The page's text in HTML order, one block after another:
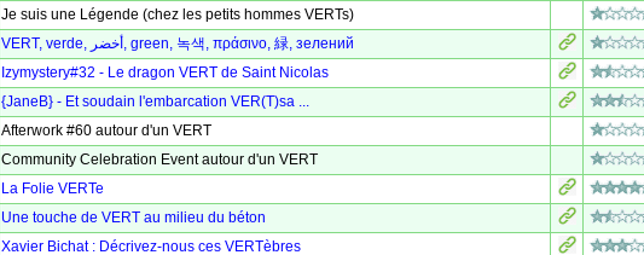
Je suis une Légende (chez les petits hommes VERTs)
VERT, verde, أخضر, green, 녹색, πράσινο, 緑, зелений
Izymystery#32 - Le dragon VERT de Saint Nicolas
{JaneB} - Et soudain l'embarcation VER(T)sa ...
Afterwork #60 autour d'un VERT
Community Celebration Event autour d'un VERT
La Folie VERTe
Une touche de VERT au milieu du béton
Xavier Bichat : Décrivez-nous ces VERTèbres